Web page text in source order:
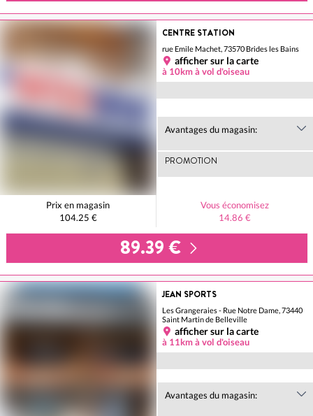
CENTRE STATION
rue Emile Machet, 73570 Brides les Bains
afficher sur la carte
à 10km à vol d'oiseau
Avantages du magasin:
PROMOTION
Prix en magasin
104.25 €
Vous économisez
14.86 €
89.39 €
JEAN SPORTS
Les Grangeraies - Rue Notre Dame, 73440
Saint Martin de Belleville
afficher sur la carte
à 11km à vol d'oiseau
Avantages du magasin: